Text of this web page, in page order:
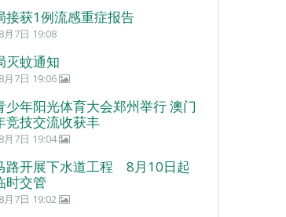
接获1例流感重症报告
月7日 19:08
灭蚊通知
月7日 19:06
少年阳光体育大会郑州举行 澳门
竞技交流收获丰
月7日 19:04
路开展下水道工程 8月10日起
时交管
月7日 19:02